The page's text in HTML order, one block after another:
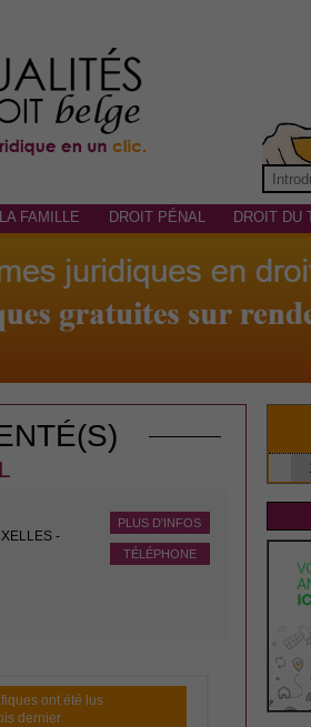
FAMILLE DROIT PÉNAL DROIT DU
PLUS D'INFOS
TÉLÉPHONE
-
ont été lus
dernier